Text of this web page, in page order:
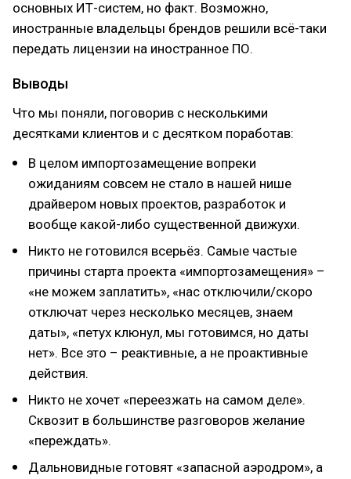
основных ИТ-систем, но факт. Возможно,
иностранные владельцы брендов решили всё-таки
передать лицензии на иностранное ПО.
Выводы
Что мы поняли, поговорив с несколькими
десятками клиентов и с десятком поработав:
В целом импортозамещение вопреки
ожиданиям совсем не стало в нашей нише
драйвером новых проектов, разработок и
вообще какой-либо существенной движухи.
Никто не готовился всерьёз. Самые частые
причины старта проекта «импортозамещения» –
«не можем заплатить», «нас отключили/скоро
отключат через несколько месяцев, знаем
даты», «петух клюнул, мы готовимся, но даты
нет». Все это – реактивные, а не проактивные
действия.
Никто не хочет «переезжать на самом деле».
Сквозит в большинстве разговоров желание
«переждать».
Дальновидные готовят «запасной аэродром», а